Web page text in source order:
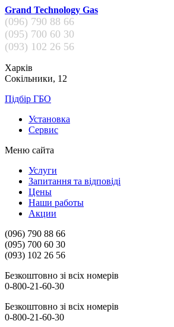
Grand Technology Gas
(096) 790 88 66
(095) 700 60 30
(093) 102 26 56
Харків
Сокільники, 12
Підбір ГБО
Установка
Сервис
Меню сайта
Услуги
Запитання та відповіді
Цены
Наши работы
Акции
(096) 790 88 66
(095) 700 60 30
(093) 102 26 56
Безкоштовно зі всіх номерів
0-800-21-60-30
Безкоштовно зі всіх номерів
0-800-21-60-30